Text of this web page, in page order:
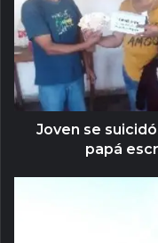
Joven se
papá